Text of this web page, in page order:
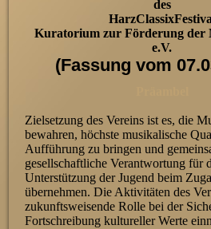
des
Kuratorium zur Förderung der
e.V.
(Fassung vom
Zielsetzung des Vereins ist es, die
bewahren, höchste musikalische
Aufführung zu bringen und
gesellschaftliche Verantwortung für
Unterstützung der Jugend beim
übernehmen. Die Aktivitäten des
zukunftsweisende Rolle bei der
Fortschreibung kultureller Werte